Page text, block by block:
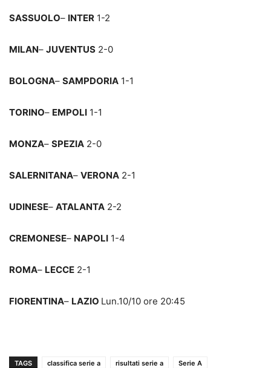
SASSUOLO– INTER 1-2
MILAN– JUVENTUS 2-0
BOLOGNA– SAMPDORIA 1-1
TORINO– EMPOLI 1-1
MONZA– SPEZIA 2-0
SALERNITANA– VERONA 2-1
UDINESE– ATALANTA 2-2
CREMONESE– NAPOLI 1-4
ROMA– LECCE 2-1
FIORENTINA– LAZIO Lun.10/10 ore 20:45
TAGS classifica serie a risultati serie a Serie A